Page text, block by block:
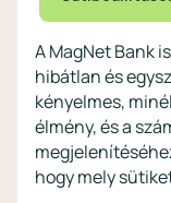
profitoknak
Digitális
profitoknak
A MagNet Bank
hibátlan és
kényelmes,
élmény, és a
hogy mely